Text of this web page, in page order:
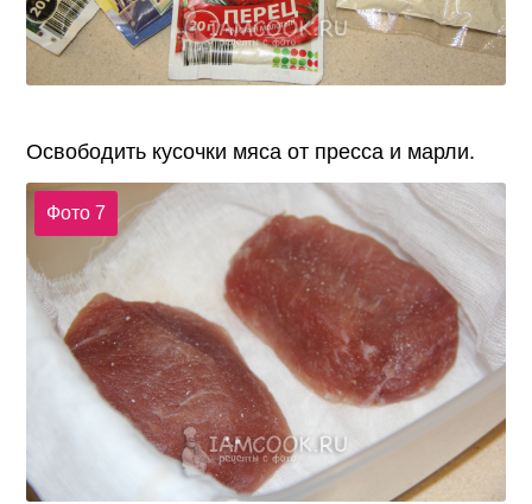
Освободить кусочки мяса от пресса и марли.
Фото 7